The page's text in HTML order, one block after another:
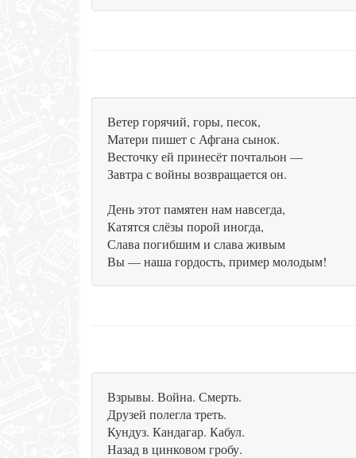
Ветер горячий, горы, песок,
Матери пишет с Афгана сынок.
Весточку ей принесёт почтальон —
Завтра с войны возвращается он.
День этот памятен нам навсегда,
Катятся слёзы порой иногда,
Слава погибшим и слава живым
Вы — наша гордость, пример молодым!
Взрывы. Война. Смерть.
Друзей полегла треть.
Кундуз. Кандагар. Кабул.
Назад в цинковом гробу.